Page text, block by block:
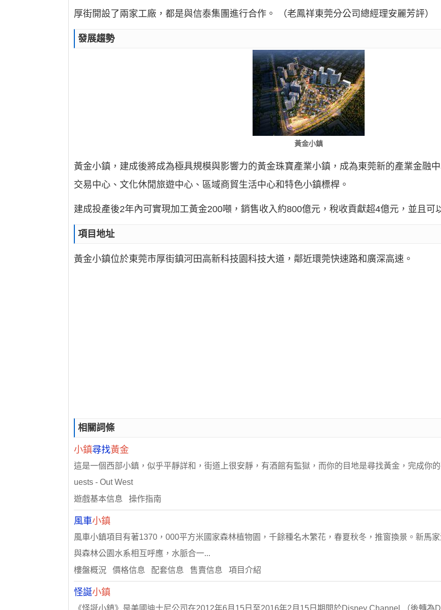
厚街開設了兩家工廠，都是與信泰集團進行合作。 （老鳳祥東莞分公司總經理安麗芳評）
發展趨勢
黃金小鎮
黃金小鎮，建成後將成為極具規模與影響力的黃金珠寶產業小鎮，成為東莞新的產業金融
交易中心、文化休閒旅遊中心、區域商貿生活中心和特色小鎮標桿。
建成投產後2年內可實現加工黃金200噸，銷售收入約800億元，稅收貢獻超4億元，並且可
項目地址
黃金小鎮位於東莞市厚街鎮河田高新科技園科技大道，鄰近環莞快速路和廣深高速。
相關詞條
小鎮尋找黃金
這是一個西部小鎮，似乎平靜詳和，街道上很安靜，有酒館有監獄，而你的目地是尋找黃金，完成你
uests - Out West
遊戲基本信息 操作指南
風車小鎮
風車小鎮項目有著1370，000平方米國家森林植物園，千餘種名木繁花，春夏秋冬，推窗換景。新馬
與森林公園水系相互呼應，水脈合一...
樓盤概況 價格信息 配套信息 售賣信息 項目介紹
怪誕小鎮
《怪誕小鎮》是美國迪士尼公司在2012年6月15日至2016年2月15日期間於Disney Channel （後轉為